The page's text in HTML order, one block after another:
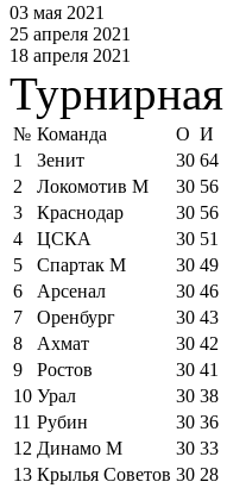
03 мая 2021
25 апреля 2021
18 апреля 2021
№ Команда О И
1
Зенит 30 64
2
Локомотив М 30 56
3
Краснодар 30 56
4
ЦСКА 30 51
5
Спартак М 30 49
6
Арсенал 30 46
7
Оренбург 30 43
8
Ахмат 30 42
9
Ростов 30 41
10 Урал 30 38
11 Рубин 30 36
12 Динамо М 30 33
13 Крылья Советов 30 28